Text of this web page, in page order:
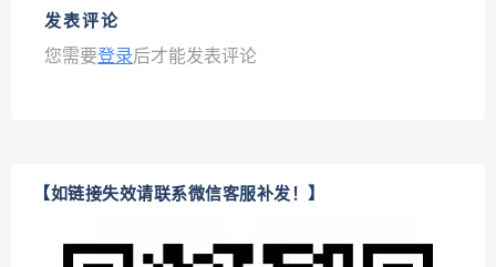
发表评论
您需要登录后才能发表评论
【如链接失效请联系微信客服补发！】